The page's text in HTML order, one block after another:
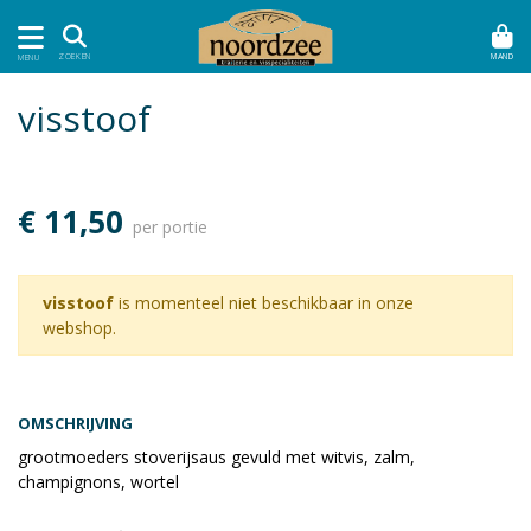
MENU ZOEKEN MAND
OMSCHRIJVING
grootmoeders stoverijsaus gevuld met witvis, zalm,
champignons, wortel
visstoof
€ 11,50 per portie
visstoof is momenteel niet beschikbaar in onze
webshop.